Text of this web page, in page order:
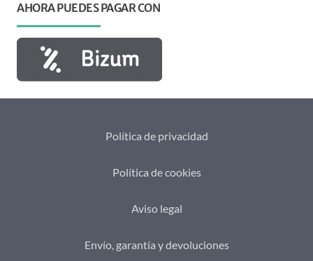
AHORA PUEDES PAGAR CON
Política de privacidad
Política de cookies
Aviso legal
Envío, garantía y devoluciones